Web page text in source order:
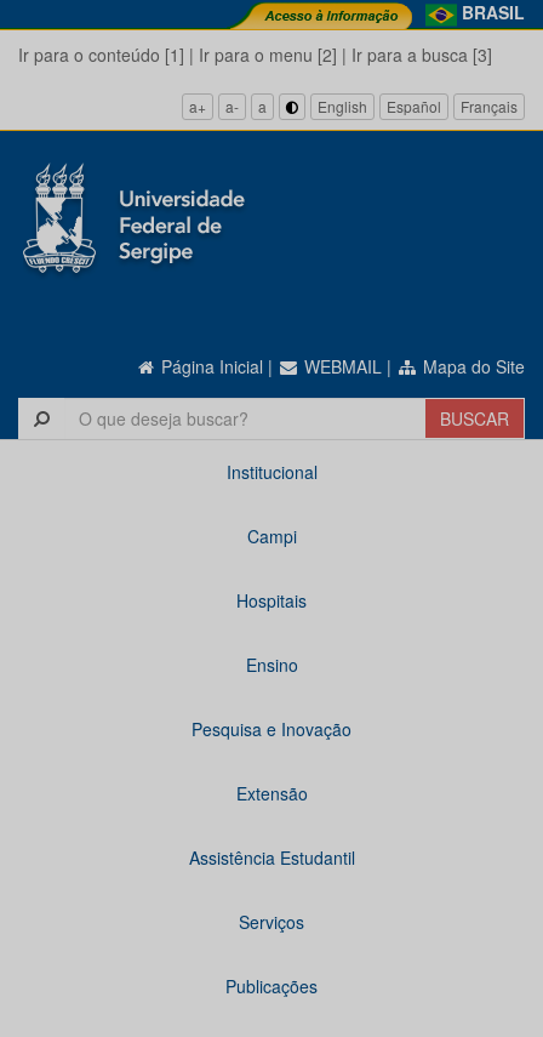
BRASIL
Ir para o conteúdo [1] | Ir para o menu [2] | Ir para a busca [3]
a+ a- a English Español Français
Página Inicial | WEBMAIL | Mapa do Site
Institucional
Campi
Hospitais
Ensino
Pesquisa e Inovação
Extensão
Assistência Estudantil
Serviços
Publicações